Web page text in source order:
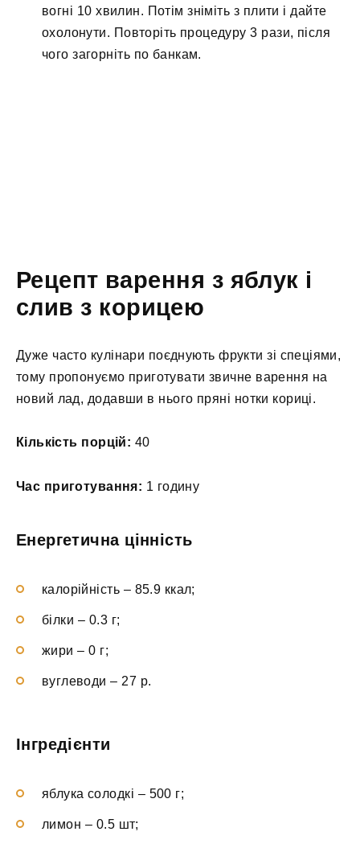
вогні 10 хвилин. Потім зніміть з плити і дайте
охолонути. Повторіть процедуру 3 рази, після
чого загорніть по банкам.
Рецепт варення з яблук і
слив з корицею
Дуже часто кулінари поєднують фрукти зі спеціями,
тому пропонуємо приготувати звичне варення на
новий лад, додавши в нього пряні нотки кориці.
Кількість порцій: 40
Час приготування: 1 годину
Енергетична цінність
калорійність – 85.9 ккал;
білки – 0.3 г;
жири – 0 г;
вуглеводи – 27 р.
Інгредієнти
яблука солодкі – 500 г;
лимон – 0.5 шт;